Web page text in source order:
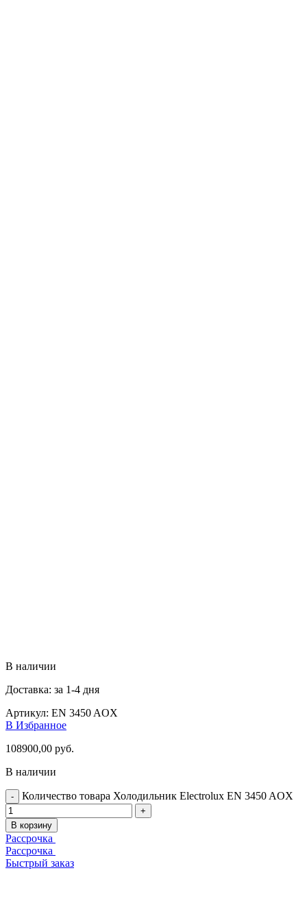
В наличии
Доставка: за 1-4 дня
Артикул: EN 3450 AOX
В Избранное
108900,00 руб.
В наличии
Количество товара Холодильник Electrolux EN 3450 AOX
В корзину
Рассрочка
Рассрочка
Быстрый заказ